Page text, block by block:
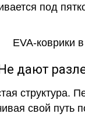
под
Не дают
структура.
свой